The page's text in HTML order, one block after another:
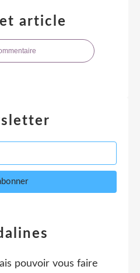
article
pouvoir vous faire